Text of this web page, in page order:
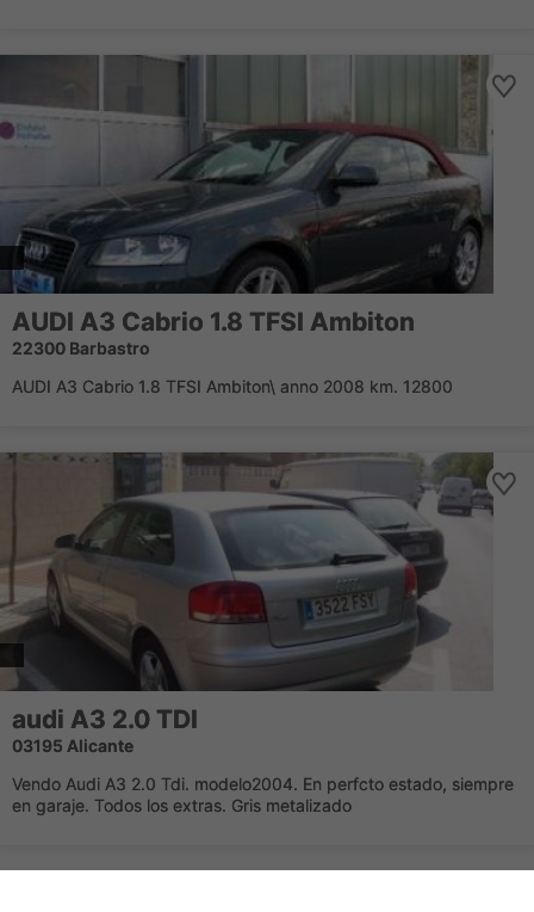
AUDI A3 Cabrio 1.8 TFSI Ambiton
22300 Barbastro
AUDI A3 Cabrio 1.8 TFSI Ambiton\ anno 2008 km. 12800
audi A3 2.0 TDI
03195 Alicante
Vendo Audi A3 2.0 Tdi. modelo2004. En perfcto estado, siempre
en garaje. Todos los extras. Gris metalizado